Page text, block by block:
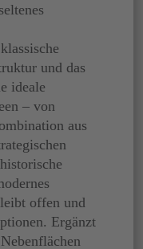
und das
ideale
– von
aus
offen und
Ergänzt